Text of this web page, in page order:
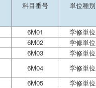
科目番号 単位種別
6M01 学修単位
6M02 学修単位
6M03 学修単位
6M04 学修単位
6M05 学修単位